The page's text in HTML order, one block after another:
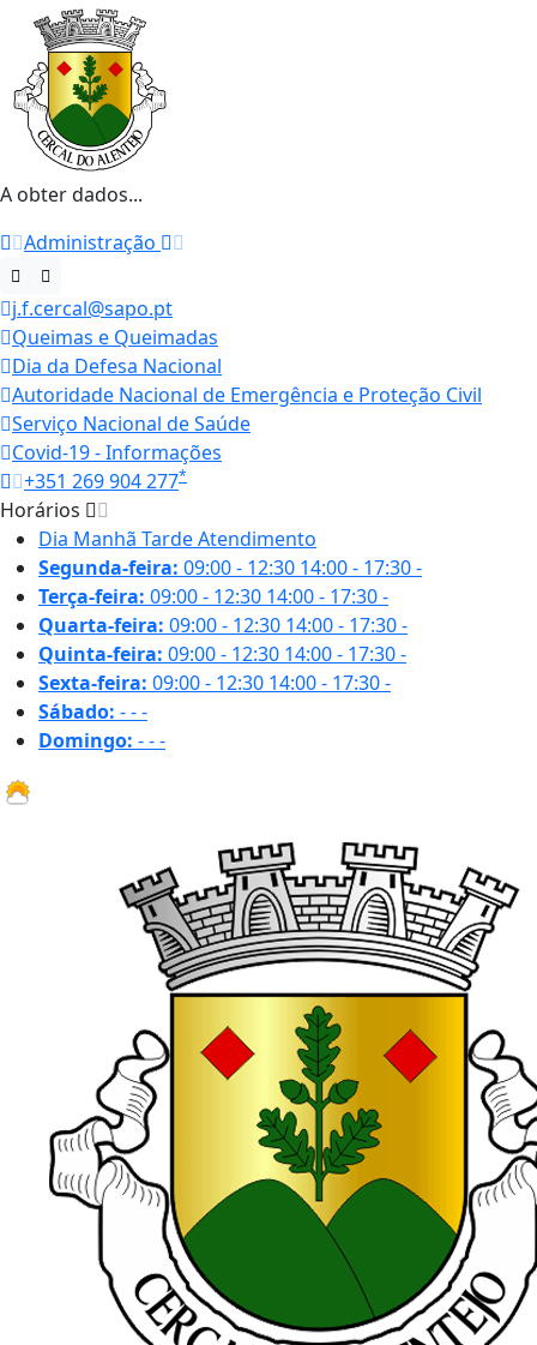
A obter dados...
Administração
j.f.cercal@sapo.pt
Queimas e Queimadas
Dia da Defesa Nacional
Autoridade Nacional de Emergência e Proteção Civil
Serviço Nacional de Saúde
Covid-19 - Informações
+351 269 904 277*
Horários
Dia Manhã TardeAtendimento
Segunda-feira: 09:00 - 12:30 14:00 - 17:30-
Terça-feira: 09:00 - 12:30 14:00 - 17:30-
Quarta-feira: 09:00 - 12:30 14:00 - 17:30-
Quinta-feira: 09:00 - 12:30 14:00 - 17:30-
Sexta-feira: 09:00 - 12:30 14:00 - 17:30-
Sábado: ---
Domingo: ---